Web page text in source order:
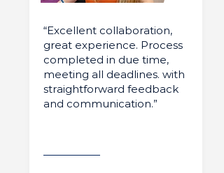
“Excellent collaboration,
great experience. Process
completed in due time,
meeting all deadlines. with
straightforward feedback
and communication.”